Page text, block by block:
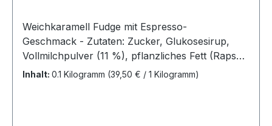
Weichkaramell Fudge mit Espresso-
Geschmack - Zutaten: Zucker, Glukosesirup,
Vollmilchpulver (11 %), pflanzliches Fett (Rapsöl,
vollständig gehärtetes Rapsöl), gemahlener
Inhalt: 0.1 Kilogramm (39,50 € / 1 Kilogramm)